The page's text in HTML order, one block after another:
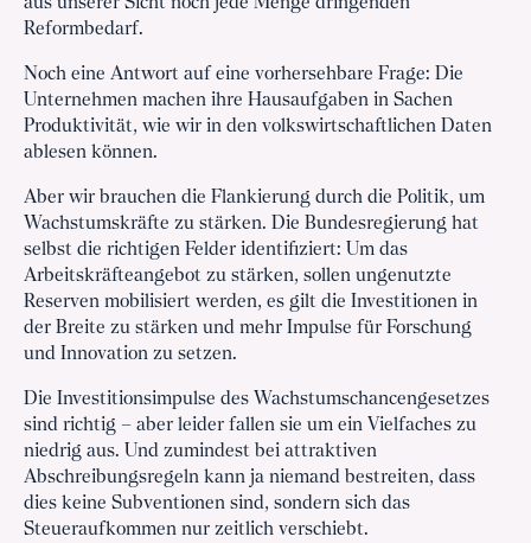
Reformbedarf.
Noch eine Antwort auf eine vorhersehbare Frage: Die
Unternehmen machen ihre Hausaufgaben in Sachen
Produktivität, wie wir in den volkswirtschaftlichen Daten
ablesen können.
Aber wir brauchen die Flankierung durch die Politik, um
Wachstumskräfte zu stärken. Die Bundesregierung hat
selbst die richtigen Felder identifiziert: Um das
Arbeitskräfteangebot zu stärken, sollen ungenutzte
Reserven mobilisiert werden, es gilt die Investitionen in
der Breite zu stärken und mehr Impulse für Forschung
und Innovation zu setzen.
Die Investitionsimpulse des Wachstumschancengesetzes
sind richtig – aber leider fallen sie um ein Vielfaches zu
niedrig aus. Und zumindest bei attraktiven
Abschreibungsregeln kann ja niemand bestreiten, dass
dies keine Subventionen sind, sondern sich das
Steueraufkommen nur zeitlich verschiebt.